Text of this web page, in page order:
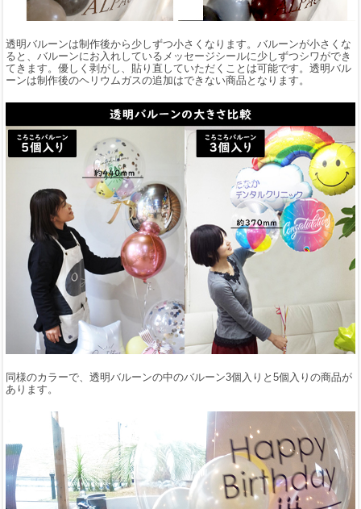
透明バルーンは制作後から少しずつ小さくなります。バルーンが小さくな
ると、バルーンにお入れしているメッセージシールに少しずつシワができ
てきます。優しく剥がし、貼り直していただくことは可能です。透明バル
ーンは制作後のヘリウムガスの追加はできない商品となります。
同様のカラーで、透明バルーンの中のバルーン3個入りと5個入りの商品が
あります。